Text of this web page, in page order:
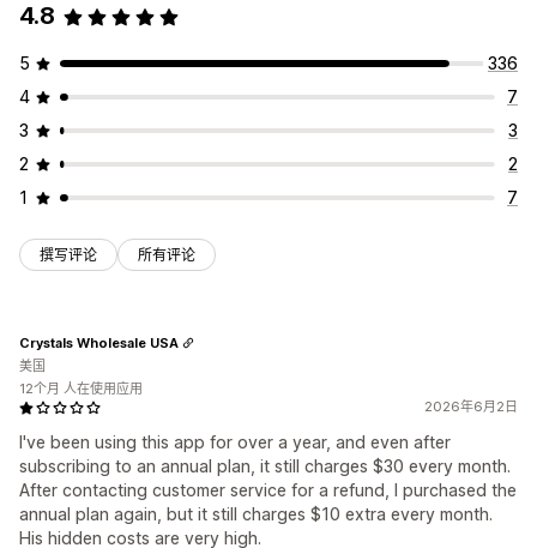
4.8
5
336
4
7
3
3
2
2
1
7
撰写评论 所有评论
2026年6月2日
I've been using this app for over a year, and even after
subscribing to an annual plan, it still charges $30 every month.
After contacting customer service for a refund, I purchased the
annual plan again, but it still charges $10 extra every month.
His hidden costs are very high.
Crystals Wholesale USA
美国
12个月 人在使用应用